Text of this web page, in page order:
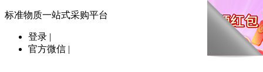
标准物质一站式采购平台
登录 |
官方微信 |